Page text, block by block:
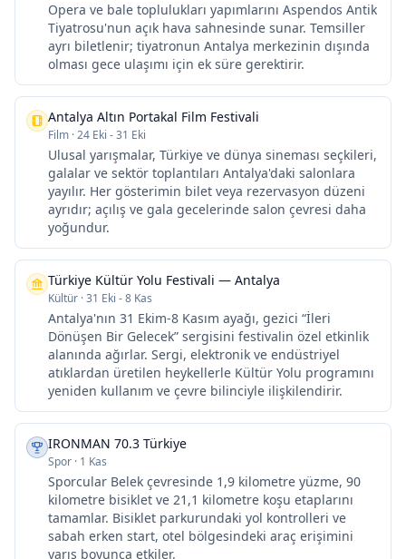
Opera ve bale toplulukları yapımlarını Aspendos Antik
Tiyatrosu'nun açık hava sahnesinde sunar. Temsiller
ayrı biletlenir; tiyatronun Antalya merkezinin dışında
olması gece ulaşımı için ek süre gerektirir.
Antalya Altın Portakal Film Festivali
Film ·24 Eki - 31 Eki
Ulusal yarışmalar, Türkiye ve dünya sineması seçkileri,
galalar ve sektör toplantıları Antalya'daki salonlara
yayılır. Her gösterimin bilet veya rezervasyon düzeni
ayrıdır; açılış ve gala gecelerinde salon çevresi daha
yoğundur.
Türkiye Kültür Yolu Festivali — Antalya
Kültür ·31 Eki - 8 Kas
Antalya'nın 31 Ekim-8 Kasım ayağı, gezici “İleri
Dönüşen Bir Gelecek” sergisini festivalin özel etkinlik
alanında ağırlar. Sergi, elektronik ve endüstriyel
atıklardan üretilen heykellerle Kültür Yolu programını
yeniden kullanım ve çevre bilinciyle ilişkilendirir.
IRONMAN 70.3 Türkiye
Spor · 1 Kas
Sporcular Belek çevresinde 1,9 kilometre yüzme, 90
kilometre bisiklet ve 21,1 kilometre koşu etaplarını
tamamlar. Bisiklet parkurundaki yol kontrolleri ve
sabah erken start, otel bölgesindeki araç erişimini
yarış boyunca etkiler.